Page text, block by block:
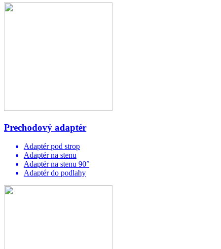
Prechodový adaptér
Adaptér pod strop
Adaptér na stenu
Adaptér na stenu 90°
Adaptér do podlahy